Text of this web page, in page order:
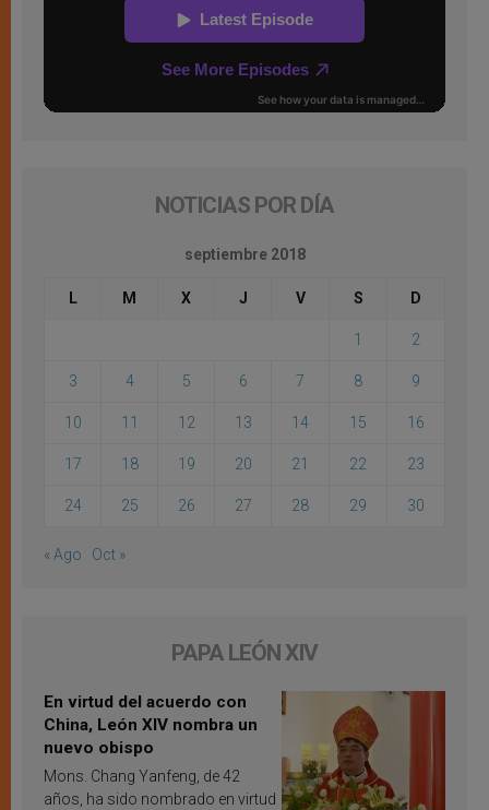
NOTICIAS POR DÍA
septiembre 2018
L M X J V S D
1 2
3 4 5 6 7 8 9
10 11 12 13 14 15 16
17 18 19 20 21 22 23
24 25 26 27 28 29 30
« Ago Oct »
PAPA LEÓN XIV
En virtud del acuerdo con
China, León XIV nombra un
nuevo obispo
Mons. Chang Yanfeng, de 42
años, ha sido nombrado en virtud